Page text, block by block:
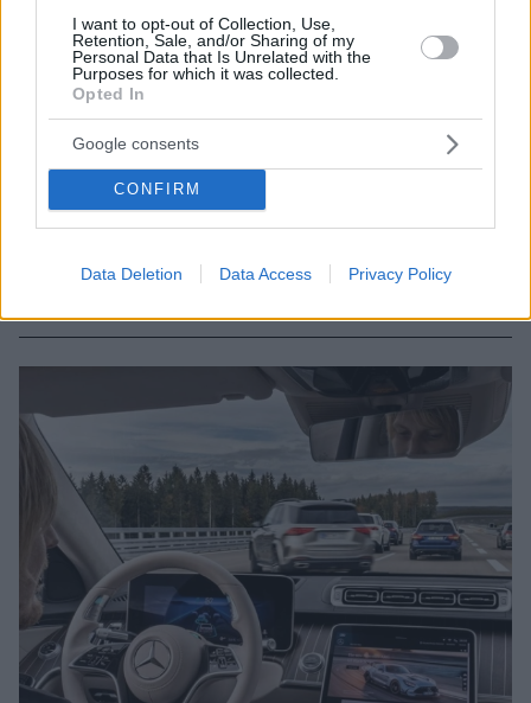
I want to opt-out of Collection, Use,
Retention, Sale, and/or Sharing of my
Personal Data that Is Unrelated with the
Purposes for which it was collected.
Opted In
Google consents
CONFIRM
Data Deletion Data Access Privacy Policy
Αutonomous: Νέος γύρος αναβαθμίσεων για τις
ελληνικές τράπεζες έως και +27%, oι τιμές-στόχοι
Το βασικό μήνυμα της Autonomous είναι ότι οι
«story ανάκαμψης», αλλά case διατηρήσιμης
15.01.2026, 11:35